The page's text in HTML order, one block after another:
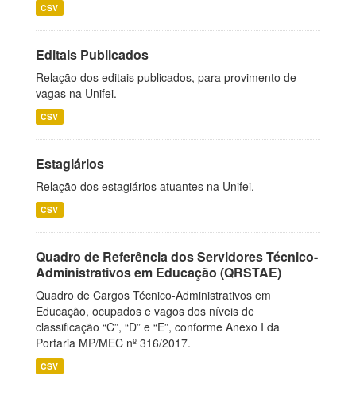
CSV
Editais Publicados
Relação dos editais publicados, para provimento de
vagas na Unifei.
CSV
Estagiários
Relação dos estagiários atuantes na Unifei.
CSV
Quadro de Referência dos Servidores Técnico-
Administrativos em Educação (QRSTAE)
Quadro de Cargos Técnico-Administrativos em
Educação, ocupados e vagos dos níveis de
classificação “C”, “D” e “E”, conforme Anexo I da
Portaria MP/MEC nº 316/2017.
CSV